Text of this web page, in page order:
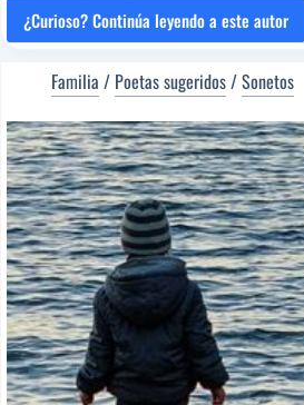
¿Curioso? Continúa leyendo a este autor
HUGO
CIERNES
[Poema
del
Editor]
Dolores
Etchecopar
[Poeta
sugerido]
Familia / Poetas sugeridos/Sonetos